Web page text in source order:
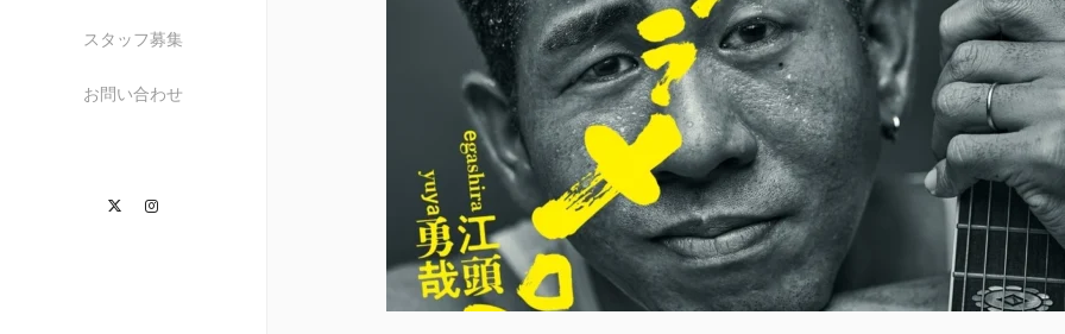
スタッフ募集
お問い合わせ
Twitter